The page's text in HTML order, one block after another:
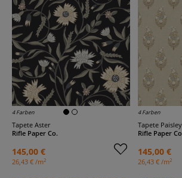
4 Farben
Tapete Aster
Rifle Paper Co.
145,00 €
26,43 € /m2
4 Farben
Tapete Paisley
Rifle Paper
145,00 €
26,43 € /m2